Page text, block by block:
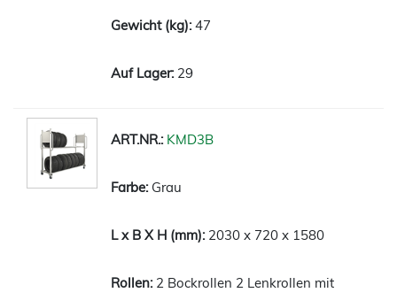
47
29
KMD3B
Grau
2030 x 720 x 1580
2 Bockrollen 2 Lenkrollen mit